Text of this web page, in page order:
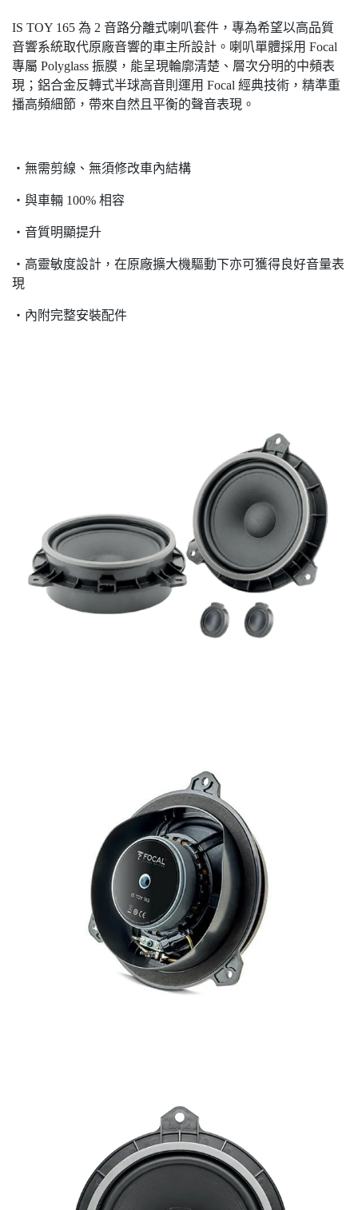
IS TOY 165 為 2 音路分離式喇叭套件，專為希望以高品質
音響系統取代原廠音響的車主所設計。喇叭單體採用 Focal
專屬 Polyglass 振膜，能呈現輪廓清楚、層次分明的中頻表
現；鋁合金反轉式半球高音則運用 Focal 經典技術，精準重
播高頻細節，帶來自然且平衡的聲音表現。
‧無需剪線、無須修改車內結構
‧與車輛 100% 相容
‧音質明顯提升
‧高靈敏度設計，在原廠擴大機驅動下亦可獲得良好音量表
現
‧內附完整安裝配件